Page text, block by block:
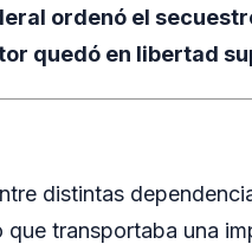
ordenó el
quedó en libertad
distintas
transportaba una